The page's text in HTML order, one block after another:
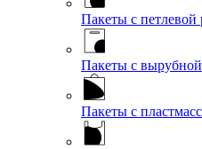
Пакеты с петлевой
Пакеты с
Пакеты с